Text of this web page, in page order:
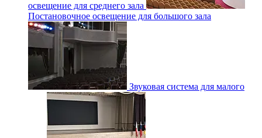
освещение для среднего зала
Постановочное освещение для большого зала
Звуковая система для малого